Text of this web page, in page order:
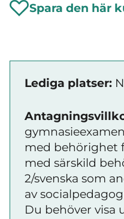
Spara den här
Lediga platser:
med behörighet
med särskild
2/svenska som
av
Du behöver visa